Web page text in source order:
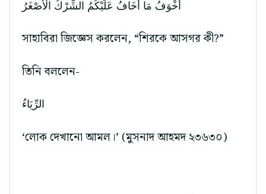
أَخْوَفُ مَا أَخَافُ عَلَيْكُمُ الشِّرْكُ الْأَصْغَرُ
সাহাবিরা জিজ্ঞেস করলেন, “শিরকে আসগর কী?”
তিনি বললেন-
الرِّيَاءُ
‘লোক দেখানো আমল।’ (মুসনাদ আহমদ ২৩৬৩০)